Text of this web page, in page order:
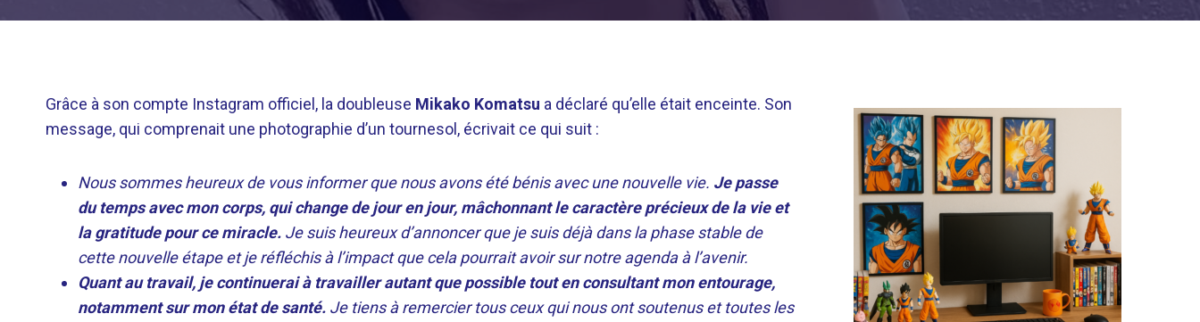
Grâce à son compte Instagram officiel, la doubleuse Mikako Komatsu a déclaré qu’elle était enceinte. Son
message, qui comprenait une photographie d’un tournesol, écrivait ce qui suit :
Nous sommes heureux de vous informer que nous avons été bénis avec une nouvelle vie. Je passe
du temps avec mon corps, qui change de jour en jour, mâchonnant le caractère précieux de la vie et
la gratitude pour ce miracle. Je suis heureux d’annoncer que je suis déjà dans la phase stable de
cette nouvelle étape et je réfléchis à l’impact que cela pourrait avoir sur notre agenda à l’avenir.
Quant au travail, je continuerai à travailler autant que possible tout en consultant mon entourage,
notamment sur mon état de santé. Je tiens à remercier tous ceux qui nous ont soutenus et toutes les